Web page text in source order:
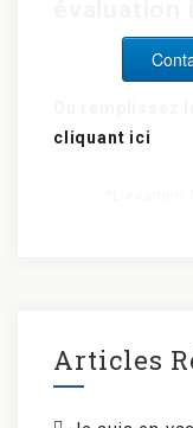
cliquant ici
Articles